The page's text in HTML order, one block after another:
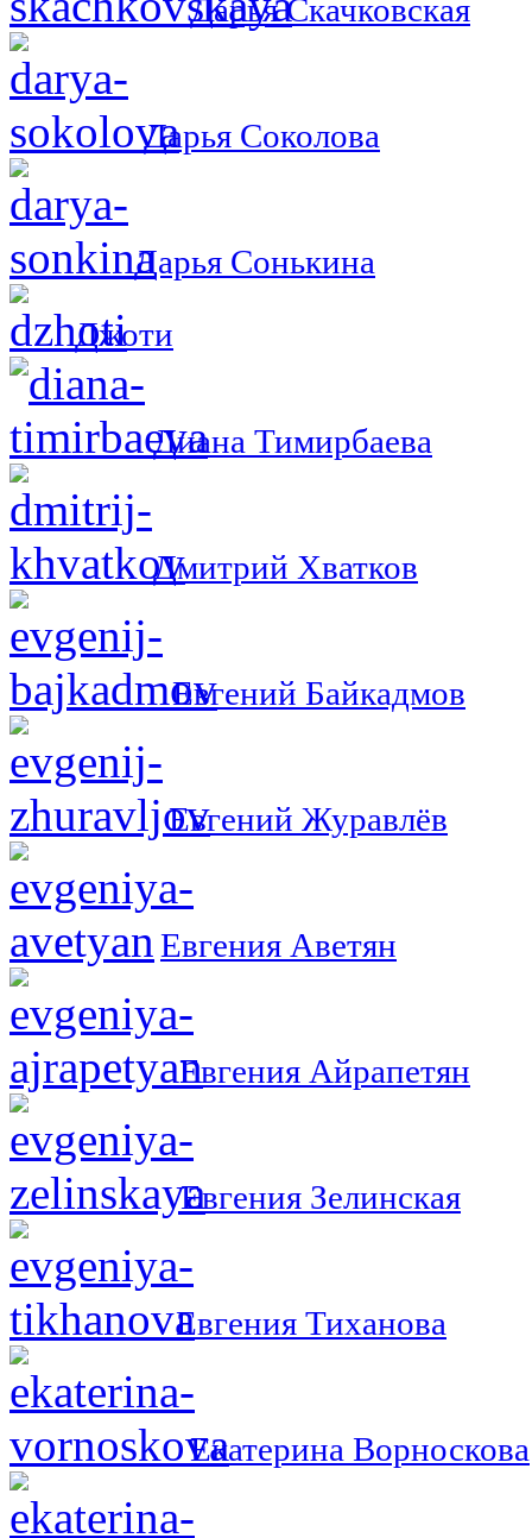
Дарья Скачковская
Дарья Соколова
Дарья Сонькина
Джоти
Диана Тимирбаева
Дмитрий Хватков
Евгений Байкадмов
Евгений Журавлёв
Евгения Аветян
Евгения Айрапетян
Евгения Зелинская
Евгения Тиханова
Екатерина Ворноскова